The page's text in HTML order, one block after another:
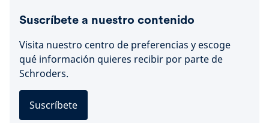
Suscríbete a nuestro contenido
Visita nuestro centro de preferencias y escoge
qué información quieres recibir por parte de
Schroders.
Suscríbete